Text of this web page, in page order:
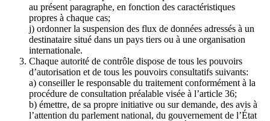
au présent paragraphe, en fonction des caractéristiques
propres à chaque cas;
j) ordonner la suspension des flux de données adressés à un
destinataire situé dans un pays tiers ou à une organisation
internationale.
Chaque autorité de contrôle dispose de tous les pouvoirs
d’autorisation et de tous les pouvoirs consultatifs suivants:
a) conseiller le responsable du traitement conformément à la
procédure de consultation préalable visée à l’article 36;
b) émettre, de sa propre initiative ou sur demande, des avis à
l’attention du parlement national, du gouvernement de l’État